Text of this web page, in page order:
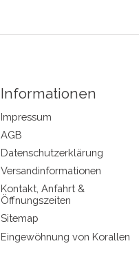
Informationen
Impressum
AGB
Datenschutzerklärung
Versandinformationen
Kontakt, Anfahrt &
Öffnungszeiten
Sitemap
Eingewöhnung von Korallen